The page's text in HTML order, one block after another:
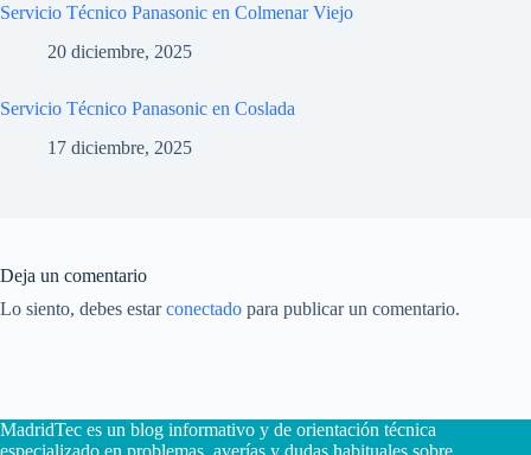
Servicio Técnico Panasonic en Colmenar Viejo
20 diciembre, 2025
Servicio Técnico Panasonic en Coslada
17 diciembre, 2025
Deja un comentario
Lo siento, debes estarconectado para publicar un comentario.
MadridTec es un blog informativo y de orientación técnica
especializado en problemas, averías y dudas habituales sobre